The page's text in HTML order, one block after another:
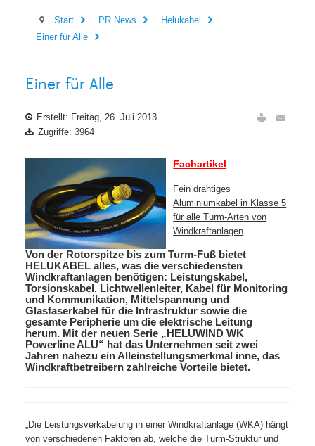
Start PR News
Helukabel
Einer für Alle
Einer für Alle
Erstellt: Freitag, 26. Juli 2013
Zugriffe: 3964
Fachartikel
Fein drähtiges
Aluminiumkabel in Klasse 5
für alle Turm-Arten von
Windkraftanlagen
Von der Rotorspitze bis zum Turm-Fuß bietet
HELUKABEL alles, was die verschiedensten
Windkraftanlagen benötigen: Leistungskabel,
Torsionskabel, Lichtwellenleiter, Kabel für Monitoring
und Kommunikation, Mittelspannung und
Glasfaserkabel für die Infrastruktur sowie die
gesamte Peripherie um die elektrische Leitung
herum. Mit der neuen Serie „HELUWIND WK
Powerline ALU“ hat das Unternehmen seit zwei
Jahren nahezu ein Alleinstellungsmerkmal inne, das
Windkraftbetreibern zahlreiche Vorteile bietet.
„Die Leistungsverkabelung in einer Windkraftanlage (WKA) hängt
von verschiedenen Faktoren ab, welche die Turm-Struktur und